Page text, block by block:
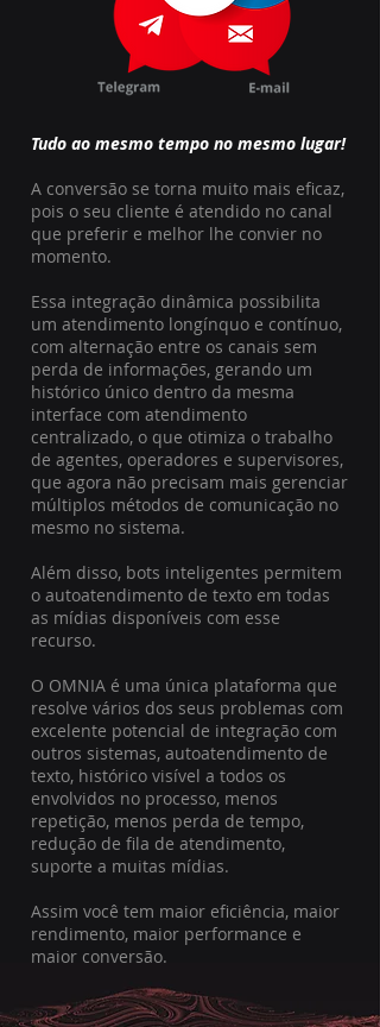
Tudo ao mesmo tempo no mesmo lugar!
A conversão se torna muito mais eficaz,
pois o seu cliente é atendido no canal
que preferir e melhor lhe convier no
momento.
Essa integração dinâmica possibilita
um atendimento longínquo e contínuo,
com alternação entre os canais sem
perda de informações, gerando um
histórico único dentro da mesma
interface com atendimento
centralizado, o que otimiza o trabalho
de agentes, operadores e supervisores,
que agora não precisam mais gerenciar
múltiplos métodos de comunicação no
mesmo no sistema.
Além disso, bots inteligentes permitem
o autoatendimento de texto em todas
as mídias disponíveis com esse
recurso.
O OMNIA é uma única plataforma que
resolve vários dos seus problemas com
excelente potencial de integração com
outros sistemas, autoatendimento de
texto, histórico visível a todos os
envolvidos no processo, menos
repetição, menos perda de tempo,
redução de fila de atendimento,
suporte a muitas mídias.
Assim você tem maior eficiência, maior
rendimento, maior performance e
maior conversão.